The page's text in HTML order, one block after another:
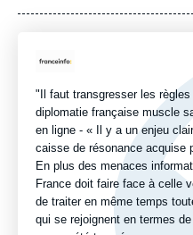
journal,
Logo
"Il faut transgresser les
diplomatie française muscle
en ligne - « Il y a un enjeu
caisse de résonance acquise
En plus des menaces
France doit faire face à celle
de traiter en même temps
qui se rejoignent en termes